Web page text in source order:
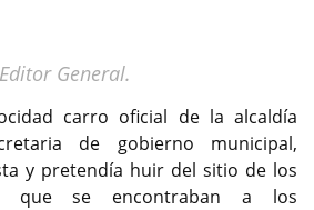
General.
carro oficial de la alcaldía
de gobierno municipal,
y pretendía huir del sitio de los
que se encontraban a los